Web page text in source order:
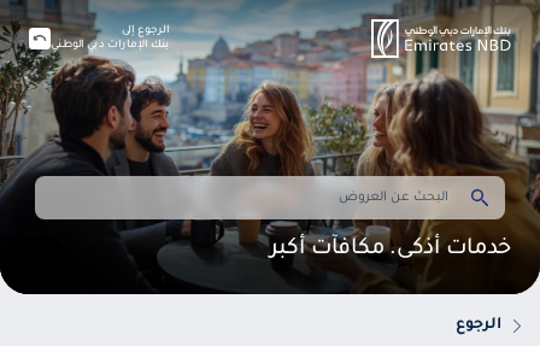
خدمات أذكى. مكافآت أكبر
الرجوع إلى
بنك الإمارات دبي الوطني
الرجوع